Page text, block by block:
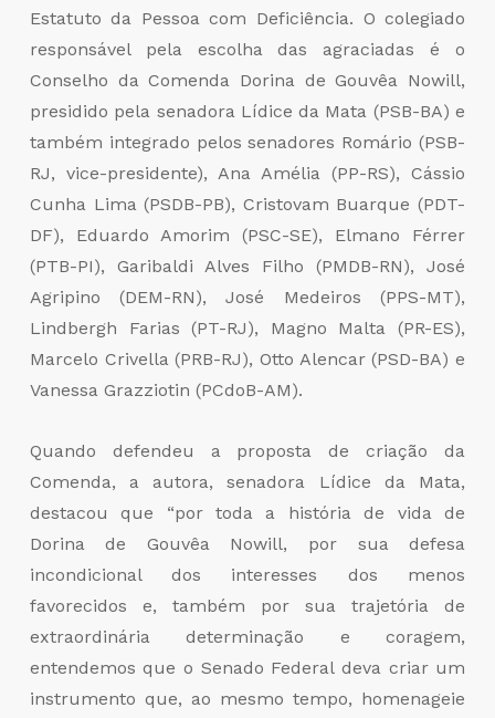
Estatuto da Pessoa com Deficiência. O colegiado
responsável pela escolha das agraciadas é o
Conselho da Comenda Dorina de Gouvêa Nowill,
presidido pela senadora Lídice da Mata (PSB-BA) e
também integrado pelos senadores Romário (PSB-
RJ, vice-presidente), Ana Amélia (PP-RS), Cássio
Cunha Lima (PSDB-PB), Cristovam Buarque (PDT-
DF), Eduardo Amorim (PSC-SE), Elmano Férrer
(PTB-PI), Garibaldi Alves Filho (PMDB-RN), José
Agripino (DEM-RN), José Medeiros (PPS-MT),
Lindbergh Farias (PT-RJ), Magno Malta (PR-ES),
Marcelo Crivella (PRB-RJ), Otto Alencar (PSD-BA) e
Vanessa Grazziotin (PCdoB-AM).
Quando defendeu a proposta de criação da
Comenda, a autora, senadora Lídice da Mata,
destacou que “por toda a história de vida de
Dorina de Gouvêa Nowill, por sua defesa
incondicional dos interesses dos menos
favorecidos e, também por sua trajetória de
extraordinária determinação e coragem,
entendemos que o Senado Federal deva criar um
instrumento que, ao mesmo tempo, homenageie